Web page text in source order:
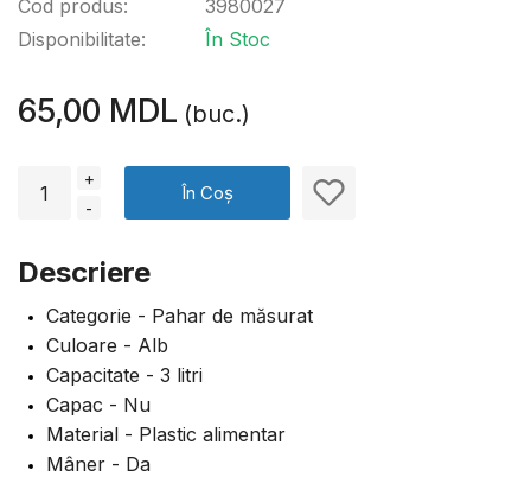
Cod produs:
Disponibilitate:
3980027
În Stoc
65,00 MDL (buc.)
+
-
În Coș
Descriere
Categorie - Pahar de măsurat
Culoare - Alb
Capacitate - 3 litri
Capac - Nu
Material - Plastic alimentar
Mâner - Da